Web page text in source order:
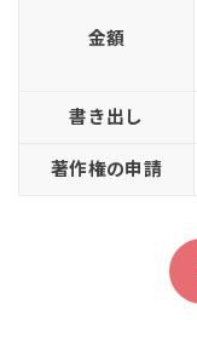
金額
書き出し
著作権の申請